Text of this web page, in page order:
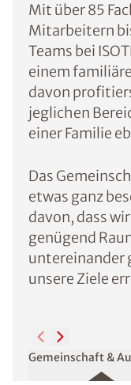
Mit über 85
Mitarbeitern
Teams bei
einem
davon
jeglichen
einer Familie
Das
etwas ganz
davon, dass
genügend
untereinander
unsere Ziele
Gemeinschaft &